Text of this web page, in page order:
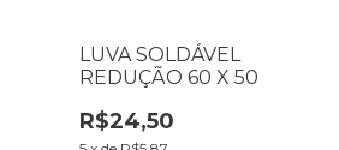
LUVA SOLDÁVEL
REDUÇÃO 60 X 50
R$24,50